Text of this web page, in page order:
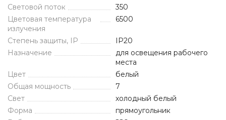
Световой поток
350
Цветовая температура
излучения
6500
Степень защиты, IP
IP20
Назначение
для освещения рабочего
места
Цвет
белый
Общая мощность
7
Свет
холодный белый
Форма
прямоугольник